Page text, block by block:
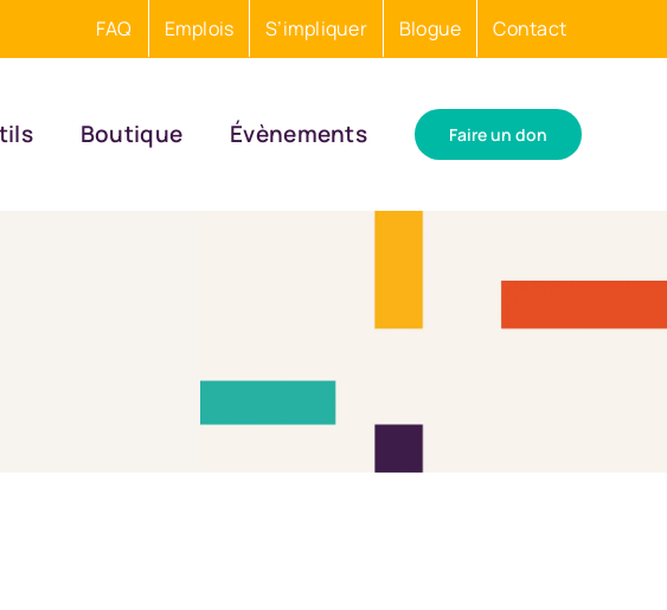
FAQ Emplois S’impliquer Blogue Contact
Boutique Évènements Faire un don